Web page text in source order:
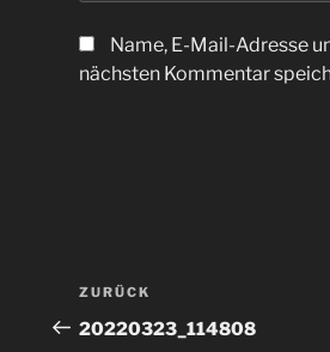
Name, E-Mail-Adresse
nächsten Kommentar
Beitragsnavigation
Vorheriger
Beitrag
ZURÜCK
20220323_114808